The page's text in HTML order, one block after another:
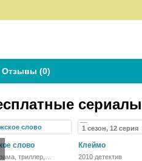
Отзывы (0)
слово
триллер,
1 сезон, 12 серия
Клеймо
2010 детектив